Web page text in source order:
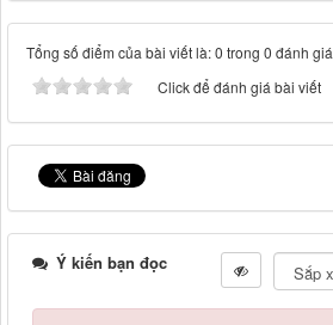
Tổng số điểm của bài viết là: 0 trong 0 đánh giá
Click để đánh giá bài viết
Ý kiến bạn đọc